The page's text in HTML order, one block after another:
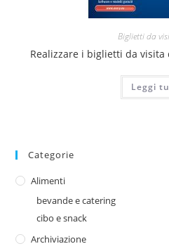
Biglietti da
Realizzare i biglietti da visita
Leggi
Categorie
Alimenti
bevande e catering
cibo e snack
Archiviazione